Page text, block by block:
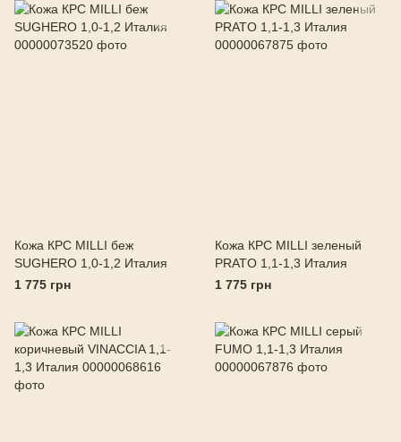
Кожа КРС MILLI беж
SUGHERO 1,0-1,2 Италия
1 775 грн
Кожа КРС MILLI зеленый
PRATO 1,1-1,3 Италия
1 775 грн